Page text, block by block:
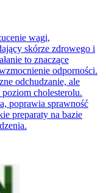
wagi,
skórze zdrowego i
to znaczące
odporności.
odchudzanie, ale
cholesterolu.
poprawia sprawność
preparaty na bazie